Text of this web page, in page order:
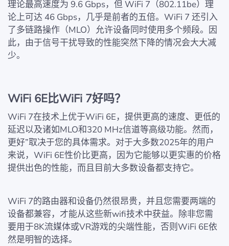
理论最高速度为 9.6 Gbps，但 WiFi 7（802.11be）理
论上可达 46 Gbps，几乎是前者的五倍。WiFi 7 还引入
了多链路操作（MLO）允许设备同时使用多个频段。因
此，由于信号干扰导致的性能突然下降的情况会大大减
少。
WiFi 6E比WiFi 7好吗？
WiFi 7在技术上优于WiFi 6E，提供更高的速度、更低的
延迟以及诸如MLO和320 MHz信道等高级功能。然而，
更好”取决于您的具体需求。对于大多数2025年的用户
来说，WiFi 6E性价比更高，因为它能够以更实惠的价格
提供出色的性能，而且目前大多数设备都支持它。
WiFi 7的路由器和设备仍然很昂贵，并且您需要两端的
设备都兼容，才能从这些新wifi技术中获益。除非您需
要用于8K流媒体或VR游戏的尖端性能，否则WiFi 6E依
然是明智的选择。